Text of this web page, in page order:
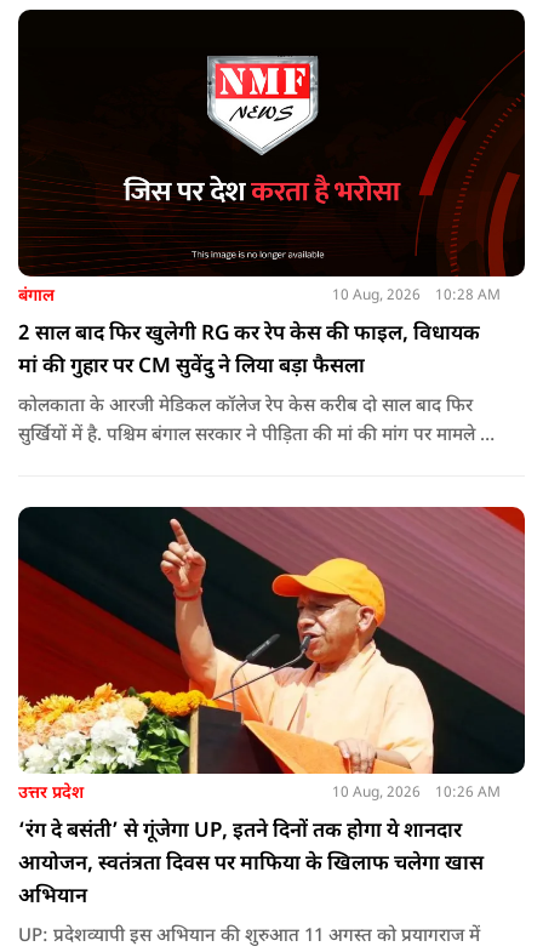
आस्था के सूत्र में बांधती है.
बंगाल 10 Aug, 2026 10:28 AM
2 साल बाद फिर खुलेगी RG कर रेप केस की फाइल, विधायक
मां की गुहार पर CM सुवेंदु ने लिया बड़ा फैसला
कोलकाता के आरजी मेडिकल कॉलेज रेप केस करीब दो साल बाद फिर
सुर्खियों में है. पश्चिम बंगाल सरकार ने पीड़िता की मां की मांग पर मामले की
उत्तर प्रदेश 10 Aug, 2026 10:26 AM
‘रंग दे बसंती’ से गूंजेगा UP, इतने दिनों तक होगा ये शानदार
आयोजन, स्वतंत्रता दिवस पर माफिया के खिलाफ चलेगा खास
अभियान
UP: प्रदेशव्यापी इस अभियान की शुरुआत 11 अगस्त को प्रयागराज में